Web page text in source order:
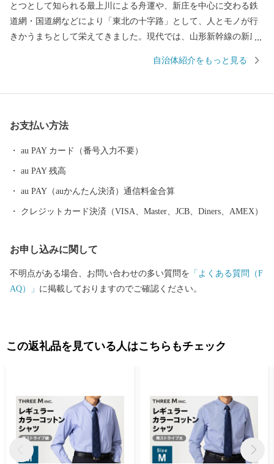
とつとして知られる最上川による舟運や、新庄を中心に交わる鉄
道網・国道網などにより「東北の十字路」として、人とモノが行
きかうまちとして栄えてきました。現代では、山形新幹線の新庄
たことや、近県を結ぶ高速自動車道の中心地として整備が進むな
た、歴史と文化に彩られたまちでもあります。 これまで培ってき
ができる『田園都市』を目指し、まちづくりを進めています。
新庄市はふるさと納税の基準に適合しているとして、総務大臣の
指定を受けています。指定期間内に新庄市にふるさと納税をする
はワンストップ特例申告書の提出を要します。 ▪指定期間 令和5
自治体紹介をもっと見る
お支払い方法
au PAY カード（番号入力不要）
au PAY 残高
au PAY（auかんたん決済）通信料金合算
クレジットカード決済（VISA、Master、JCB、Diners、AMEX）
お申し込みに関して
不明点がある場合、お問い合わせの多い質問を 「よくある質問（F
AQ）」 に掲載しておりますのでご確認ください。
この返礼品を見ている人はこちらもチェック